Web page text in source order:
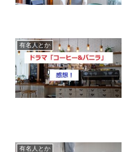
有名人とか
有名人とか